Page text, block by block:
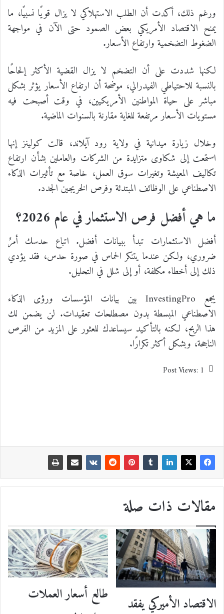
ورغم ذلك، أكدت أن الطلب الاستهلاكي لا يزال قويًا نسبيًا، ما
يمنح الاقتصاد الأمريكي بعض الصمود حتى الآن في مواجهة
الضغوط التضخمية وارتفاع الأسعار.
لكنها شددت على أن التضخم لا يزال القضية الأكثر إلحاحًا
بالنسبة للاحتياطي الفيدرالي، موضحة أن ارتفاع الأسعار يؤثر بشكل
مباشر على حياة المواطنين الأمريكيين، في وقت أصبحت فيه
مستويات الأسعار مرتفعة للغاية مقارنة بالسنوات الماضية.
وخلال زيارة ميدانية في ولاية رود آيلاند، قالت كولينز إنها
استمعت إلى شكاوى متزايدة من الشركات والعاملين بشأن ارتفاع
تكاليف المعيشة وتغيرات سوق العمل، خاصة مع تأثيرات الذكاء
الاصطناعي على الوظائف المبتدئة وفرص الخريجين الجدد.
ما هي أفضل فرص الاستثمار في عام 2026؟
أفضل الاستثمارات تبدأ ببيانات أفضل. اتباع حدسك أمرٌ
ضروري، ولكن عندما يتنكر الحماس في صورة حدس، فقد يؤدي
ذلك إلى أخطاء مكلفة، أو إلى شلل في التحليل.
يجمع InvestingPro بين بيانات المؤسسات ورؤى الذكاء
الاصطناعي المبسطة بدون مصطلحات تعقيدات. لن يضمن لك
هذا الربح، لكنه بالتأكيد سيساعدك للعثور على المزيد من الفرص
الناجحة، وبشكل أكثر تكرارًا.
Post Views: 1
مقالات ذات صلة
الاقتصاد الأميركي يفقد
طالع أسعار العملات